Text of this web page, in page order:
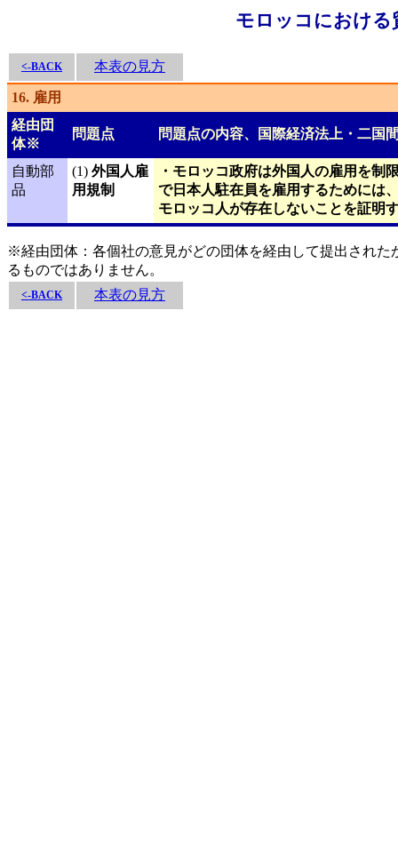
モロッコにおける
<-BACK 本表の見方
16. 雇用
経由団
体※
問題点 問題点の内容、国際経済法上・二国
自動部
品
(1) 外国人雇
用規制
・モロッコ政府は外国人の雇用を制
で日本人駐在員を雇用するためには
モロッコ人が存在しないことを証明
※経由団体：各個社の意見がどの団体を経由して提出され
るものではありません。
<-BACK 本表の見方